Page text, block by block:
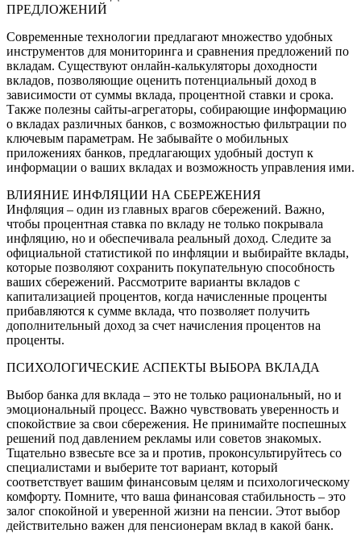
ПРЕДЛОЖЕНИЙ
Современные технологии предлагают множество удобных
инструментов для мониторинга и сравнения предложений по
вкладам. Существуют онлайн-калькуляторы доходности
вкладов, позволяющие оценить потенциальный доход в
зависимости от суммы вклада, процентной ставки и срока.
Также полезны сайты-агрегаторы, собирающие информацию
о вкладах различных банков, с возможностью фильтрации по
ключевым параметрам. Не забывайте о мобильных
приложениях банков, предлагающих удобный доступ к
информации о ваших вкладах и возможность управления ими.
ВЛИЯНИЕ ИНФЛЯЦИИ НА СБЕРЕЖЕНИЯ
Инфляция – один из главных врагов сбережений. Важно,
чтобы процентная ставка по вкладу не только покрывала
инфляцию, но и обеспечивала реальный доход. Следите за
официальной статистикой по инфляции и выбирайте вклады,
которые позволяют сохранить покупательную способность
ваших сбережений. Рассмотрите варианты вкладов с
капитализацией процентов, когда начисленные проценты
прибавляются к сумме вклада, что позволяет получить
дополнительный доход за счет начисления процентов на
проценты.
ПСИХОЛОГИЧЕСКИЕ АСПЕКТЫ ВЫБОРА ВКЛАДА
Выбор банка для вклада – это не только рациональный, но и
эмоциональный процесс. Важно чувствовать уверенность и
спокойствие за свои сбережения. Не принимайте поспешных
решений под давлением рекламы или советов знакомых.
Тщательно взвесьте все за и против, проконсультируйтесь со
специалистами и выберите тот вариант, который
соответствует вашим финансовым целям и психологическому
комфорту. Помните, что ваша финансовая стабильность – это
залог спокойной и уверенной жизни на пенсии. Этот выбор
действительно важен для пенсионерам вклад в какой банк.